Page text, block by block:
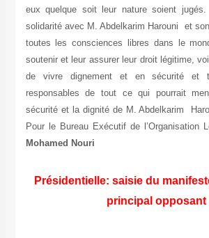
eux quelque soit leur nature soient
solidarité avec M. Abdelkarim Harouni et
toutes les consciences libres dans le
soutenir et leur assurer leur droit légitime,
de vivre dignement et en sécurité et
responsables de tout ce qui pourrait
sécurité et la dignité de M. Abdelkarim
Pour le Bureau Exécutif de l’Organisation
Mohamed Nouri
Présidentielle: saisie du
principal opposant